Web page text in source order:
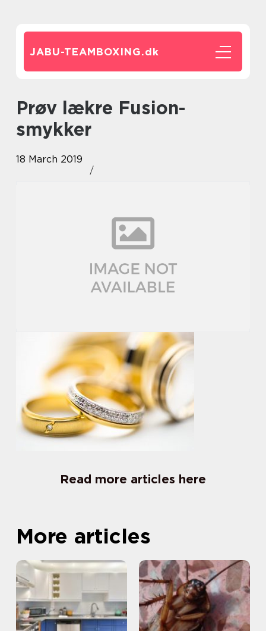
JABU-TEAMBOXING.dk
Prøv lækre Fusion-
smykker
18 March 2019
Read more articles here
More articles